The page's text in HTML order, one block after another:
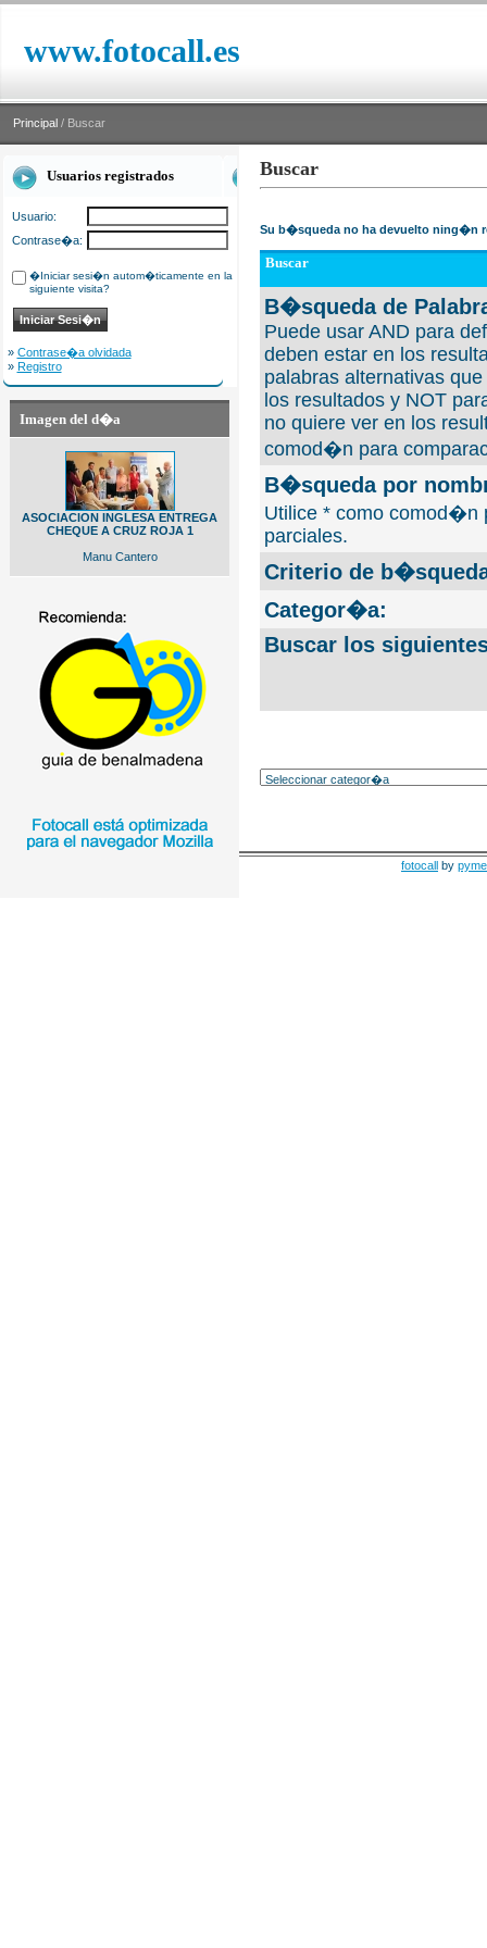
www.fotocall.es
Principal / Buscar
Usuarios registrados
Usuario:
Contrase�a:
�Iniciar sesi�n autom�ticamente en la
siguiente visita?
» Contrase�a olvidada
» Registro
Imagen del d�a
ASOCIACION INGLESA ENTREGA
CHEQUE A CRUZ ROJA 1
Manu Cantero
Buscar
Su b�squeda no ha devuelto ning�n
Buscar
B�squeda de
Puede usar AND para
deben estar en los
palabras alternativas
los resultados y NOT
no quiere ver en los
comod�n para
B�squeda por
Utilice * como comod�n
parciales.
Criterio de
Categor�a:
Buscar los
fotocall by